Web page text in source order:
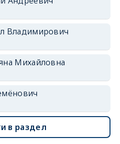
Владимирович
Михайловна
в раздел